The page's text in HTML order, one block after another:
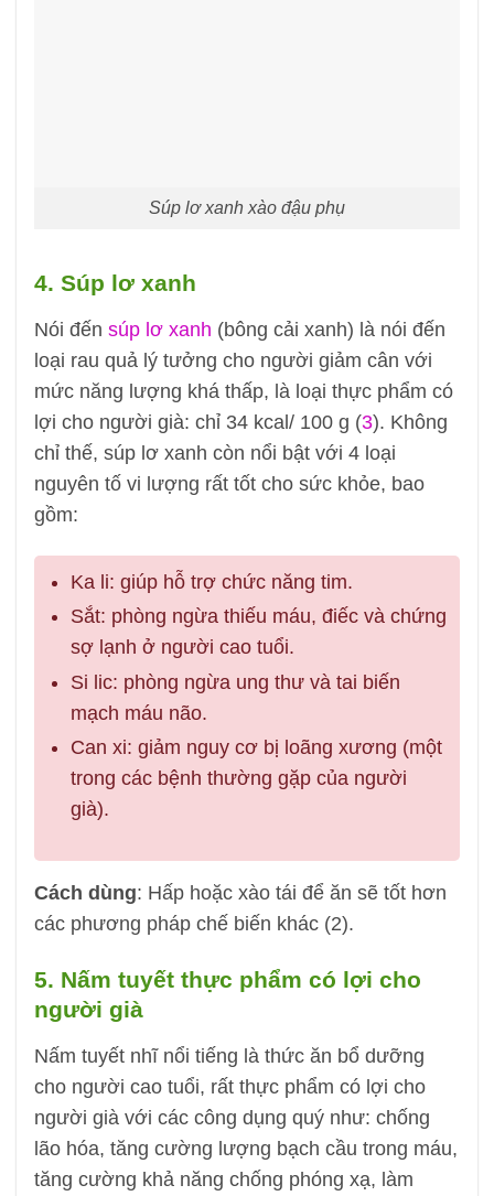
Súp lơ xanh xào đậu phụ
4. Súp lơ xanh
Nói đến súp lơ xanh (bông cải xanh) là nói đến
loại rau quả lý tưởng cho người giảm cân với
mức năng lượng khá thấp, là loại thực phẩm có
lợi cho người già: chỉ 34 kcal/ 100 g (3). Không
chỉ thế, súp lơ xanh còn nổi bật với 4 loại
nguyên tố vi lượng rất tốt cho sức khỏe, bao
gồm:
Ka li: giúp hỗ trợ chức năng tim.
Sắt: phòng ngừa thiếu máu, điếc và chứng
sợ lạnh ở người cao tuổi.
Si lic: phòng ngừa ung thư và tai biến
mạch máu não.
Can xi: giảm nguy cơ bị loãng xương (một
trong các bệnh thường gặp của người
già).
Cách dùng: Hấp hoặc xào tái để ăn sẽ tốt hơn
các phương pháp chế biến khác (2).
5. Nấm tuyết thực phẩm có lợi cho
người già
Nấm tuyết nhĩ nổi tiếng là thức ăn bổ dưỡng
cho người cao tuổi, rất thực phẩm có lợi cho
người già với các công dụng quý như: chống
lão hóa, tăng cường lượng bạch cầu trong máu,
tăng cường khả năng chống phóng xạ, làm